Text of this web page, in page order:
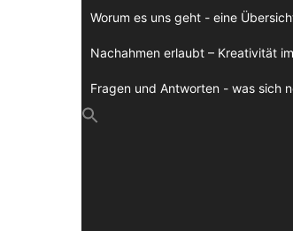
Worum es uns geht - eine
Nachahmen erlaubt – Kreativität
Fragen und Antworten - was sich